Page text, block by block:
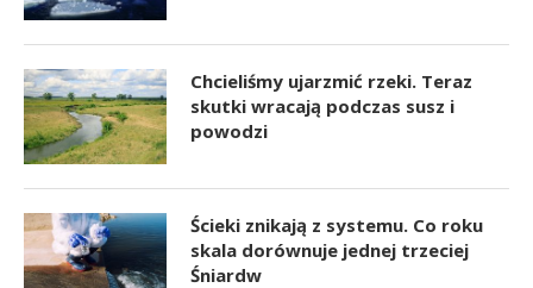
Chcieliśmy ujarzmić rzeki. Teraz
skutki wracają podczas susz i
powodzi
Ścieki znikają z systemu. Co roku
skala dorównuje jednej trzeciej
Śniardw